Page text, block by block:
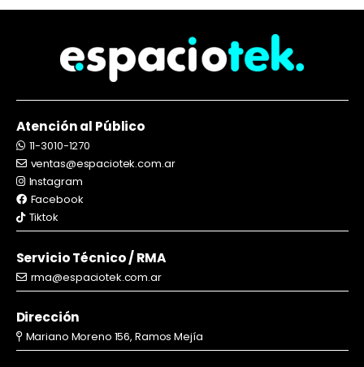
Atención al Público
11-3010-1270
ventas@espaciotek.com.ar
Instagram
Facebook
Tiktok
Servicio Técnico / RMA
rma@espaciotek.com.ar
Dirección
Mariano Moreno 156, Ramos Mejía